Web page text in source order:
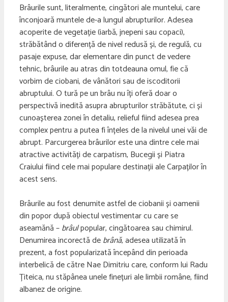
Brâurile sunt, literalmente, cingători ale muntelui, care
înconjoară muntele de-a lungul abrupturilor. Adesea
acoperite de vegetație (iarbă, jnepeni sau copaci),
străbătând o diferență de nivel redusă și, de regulă, cu
pasaje expuse, dar elementare din punct de vedere
tehnic, brâurile au atras din totdeauna omul, fie că
vorbim de ciobani, de vânători sau de iscoditorii
abruptului. O tură pe un brâu nu îți oferă doar o
perspectivă inedită asupra abrupturilor străbătute, ci și
cunoașterea zonei în detaliu, relieful fiind adesea prea
complex pentru a putea fi înțeles de la nivelul unei văi de
abrupt. Parcurgerea brâurilor este una dintre cele mai
atractive activități de carpatism, Bucegii și Piatra
Craiului fiind cele mai populare destinații ale Carpaților în
acest sens.
Brâurile au fost denumite astfel de ciobanii și oamenii
din popor după obiectul vestimentar cu care se
aseamănă –brâulpopular, cingătoarea sau chimirul.
Denumirea incorectă debrână, adesea utilizată în
prezent, a fost popularizată începând din perioada
interbelică de către Nae Dimitriu care, conform lui Radu
Țiteica, nu stăpânea unele finețuri ale limbii române, fiind
albanez de origine.